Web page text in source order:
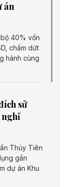
án
40% vốn
chấm dứt
hành cùng
sử
nghỉ
Thủy Tiên
gần
dự án Khu